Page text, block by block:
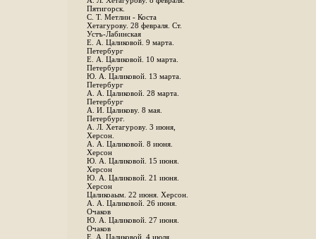
Пятигорск.
С. Т. Метлин - Коста
Хетагурову. 28 февраля. Ст.
Устъ-Лабинская
Е. А. Цаликовой. 9 марта.
Петербург
Е. А. Цаликовой. 10 марта.
Петербург
Ю. А. Цаликовой. 13 марта.
Петербург
А. А. Цаликовой. 28 марта.
Петербург
А. И. Цаликову. 8 мая.
Петербург.
А. Л. Хетагурову. 3 июня,
Херсон.
А. А. Цаликовой. 8 июня.
Херсон
Ю. А. Цаликовой. 15 июня.
Херсон
Ю. А. Цаликовой. 21 июня.
Херсон
Цаликоаым. 22 июня. Херсон.
А. А. Цаликовой. 26 июня.
Очаков
Ю. А. Цаликовой. 27 июня.
Очаков
Е. А. Цаликовой. 4 июля.